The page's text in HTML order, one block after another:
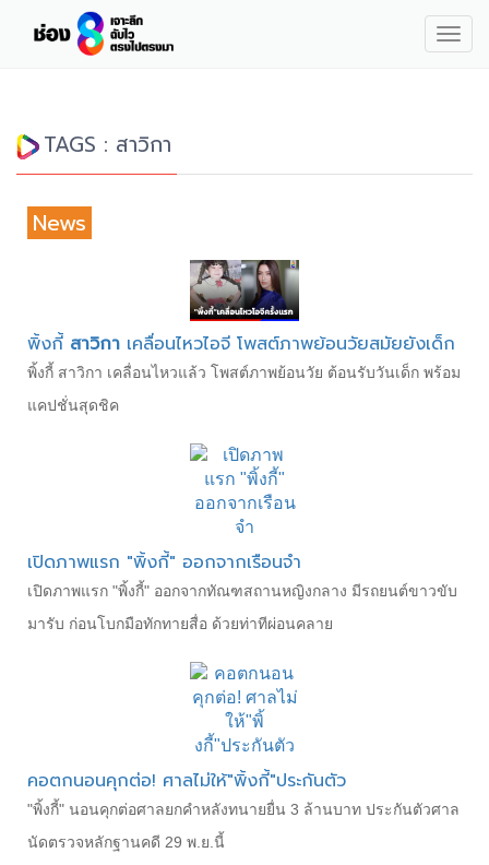
TAGS : สาวิกา
News
พิ้งกี้ สาวิกา เคลื่อนไหวไอจี โพสต์ภาพย้อนวัยสมัยยังเด็ก
พิ้งกี้ สาวิกา เคลื่อนไหวแล้ว โพสต์ภาพย้อนวัย ต้อนรับวันเด็ก พร้อม
แคปชั่นสุดชิค
เปิดภาพแรก "พิ้งกี้" ออกจากเรือนจำ
เปิดภาพแรก "พิ้งกี้" ออกจากทัณฑสถานหญิงกลาง มีรถยนต์ขาวขับ
มารับ ก่อนโบกมือทักทายสื่อ ด้วยท่าทีผ่อนคลาย
คอตกนอนคุกต่อ! ศาลไม่ให้"พิ้งกี้"ประกันตัว
"พิ้งกี้" นอนคุกต่อศาลยกคำหลังทนายยื่น 3 ล้านบาท ประกันตัวศาล
นัดตรวจหลักฐานคดี 29 พ.ย.นี้